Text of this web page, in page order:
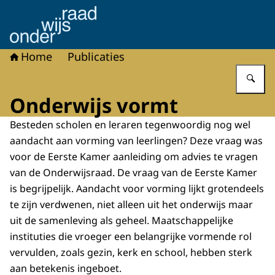
Naar de homepage van Onderwijsraad
Home Publicaties
Onderwijs vormt
Besteden scholen en leraren tegenwoordig nog wel
aandacht aan vorming van leerlingen? Deze vraag was
voor de Eerste Kamer aanleiding om advies te vragen
van de Onderwijsraad. De vraag van de Eerste Kamer
is begrijpelijk. Aandacht voor vorming lijkt grotendeels
te zijn verdwenen, niet alleen uit het onderwijs maar
uit de samenleving als geheel. Maatschappelijke
instituties die vroeger een belangrijke vormende rol
vervulden, zoals gezin, kerk en school, hebben sterk
aan betekenis ingeboet.